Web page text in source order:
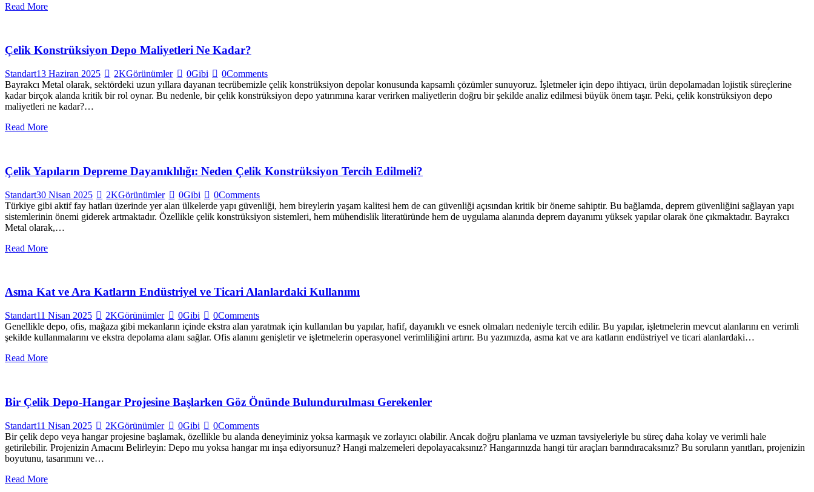
Read More
Çelik Konstrüksiyon Depo Maliyetleri Ne Kadar?
Standart13 Haziran 2025 2KGörünümler 0Gibi 0Comments
Bayrakcı Metal olarak, sektördeki uzun yıllara dayanan tecrübemizle çelik konstrüksiyon depolar konusunda kapsamlı çözümler sunuyoruz. İşletmeler için depo ihtiyacı, ürün depolamadan lojistik süreçlerine
kadar birçok alanda kritik bir rol oynar. Bu nedenle, bir çelik konstrüksiyon depo yatırımına karar verirken maliyetlerin doğru bir şekilde analiz edilmesi büyük önem taşır. Peki, çelik konstrüksiyon depo
maliyetleri ne kadar?…
Read More
Çelik Yapıların Depreme Dayanıklılığı: Neden Çelik Konstrüksiyon Tercih Edilmeli?
Standart30 Nisan 2025 2KGörünümler 0Gibi 0Comments
Türkiye gibi aktif fay hatları üzerinde yer alan ülkelerde yapı güvenliği, hem bireylerin yaşam kalitesi hem de can güvenliği açısından kritik bir öneme sahiptir. Bu bağlamda, deprem güvenliğini sağlayan yapı
sistemlerinin önemi giderek artmaktadır. Özellikle çelik konstrüksiyon sistemleri, hem mühendislik literatüründe hem de uygulama alanında deprem dayanımı yüksek yapılar olarak öne çıkmaktadır. Bayrakcı
Metal olarak,…
Read More
Asma Kat ve Ara Katların Endüstriyel ve Ticari Alanlardaki Kullanımı
Standart11 Nisan 2025 2KGörünümler 0Gibi 0Comments
Genellikle depo, ofis, mağaza gibi mekanların içinde ekstra alan yaratmak için kullanılan bu yapılar, hafif, dayanıklı ve esnek olmaları nedeniyle tercih edilir. Bu yapılar, işletmelerin mevcut alanlarını en verimli
şekilde kullanmalarını ve ekstra depolama alanı sağlar. Ofis alanını genişletir ve işletmelerin operasyonel verimliliğini artırır. Bu yazımızda, asma kat ve ara katların endüstriyel ve ticari alanlardaki…
Read More
Bir Çelik Depo-Hangar Projesine Başlarken Göz Önünde Bulundurulması Gerekenler
Standart11 Nisan 2025 2KGörünümler 0Gibi 0Comments
Bir çelik depo veya hangar projesine başlamak, özellikle bu alanda deneyiminiz yoksa karmaşık ve zorlayıcı olabilir. Ancak doğru planlama ve uzman tavsiyeleriyle bu süreç daha kolay ve verimli hale
getirilebilir. Projenizin Amacını Belirleyin: Depo mu yoksa hangar mı inşa ediyorsunuz? Hangi malzemeleri depolayacaksınız? Hangarınızda hangi tür araçları barındıracaksınız? Bu soruların yanıtları, projenizin
boyutunu, tasarımını ve…
Read More